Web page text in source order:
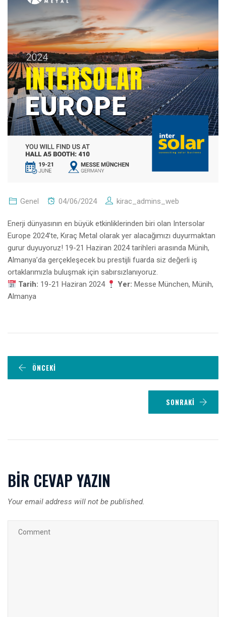
Genel 04/06/2024 kirac_admins_web
Enerji dünyasının en büyük etkinliklerinden biri olan Intersolar
Europe 2024’te, Kıraç Metal olarak yer alacağımızı duyurmaktan
gurur duyuyoruz! 19-21 Haziran 2024 tarihleri arasında Münih,
Almanya’da gerçekleşecek bu prestijli fuarda siz değerli iş
ortaklarımızla buluşmak için sabırsızlanıyoruz.
Tarih: 19-21 Haziran 2024 Yer: Messe München, Münih,
Almanya
ÖNCEKI
SONRAKI
BIR CEVAP YAZIN
Your email address will not be published.